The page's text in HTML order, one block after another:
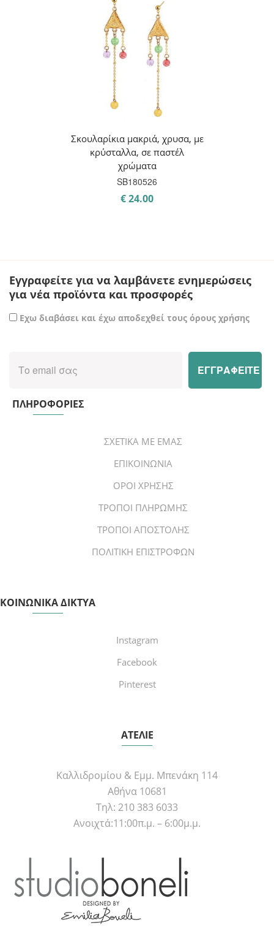
Σκουλαρίκια μακριά, χρυσα, με
κρύσταλλα, σε παστέλ
χρώματα
SB180526
€24.00
Εγγραφείτε για να λαμβάνετε ενημερώσεις
για νέα προϊόντα και προσφορές
Εχω διαβάσει και έχω αποδεχθεί τους όρους χρήσης
ΠΛΗΡΟΦΟΡΙΕΣ
ΣΧΕΤΙΚΑ ΜΕ ΕΜΑΣ
ΕΠΙΚΟΙΝΩΝΙΑ
ΟΡΟΙ ΧΡΗΣΗΣ
ΤΡΟΠΟΙ ΠΛΗΡΩΜΗΣ
ΤΡΟΠΟΙ ΑΠΟΣΤΟΛΗΣ
ΠΟΛΙΤΙΚΗ ΕΠΙΣΤΡΟΦΩΝ
ΚΟΙΝΩΝΙΚΑ ΔΙΚΤΥΑ
Instagram
Facebook
Pinterest
ΑΤΕΛΙΕ
Καλλιδρομίου & Εμμ. Μπενάκη 114
Αθήνα 10681
Τηλ: 210 383 6033
Ανοιχτά:11:00π.μ. – 6:00μ.μ.